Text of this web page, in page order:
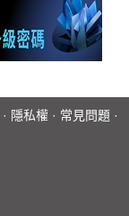
· 隱私權 · 常見問題 ·